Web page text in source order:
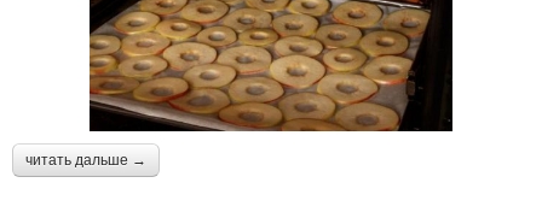
читать дальше →